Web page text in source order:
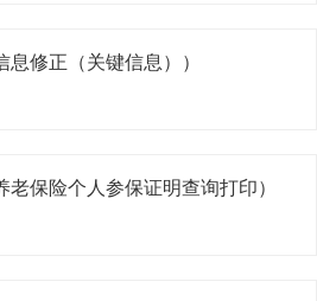
修正（关键信息））
保险个人参保证明查询打印）